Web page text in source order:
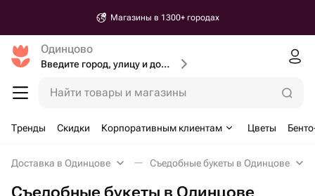
Магазины в 1300+ городах
Одинцово
Введите город, улицу и дом доставки
Найти товары и магазины
Тренды Скидки Корпоративным клиентам Цветы
Доставка в Одинцове Съедобные букеты в Одинцове
Съедобные букеты в Одинцове